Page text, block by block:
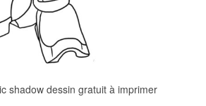
shadow dessin gratuit à imprimer